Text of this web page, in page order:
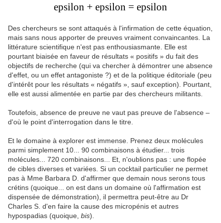
epsilon + epsilon = epsilon
Des chercheurs se sont attaqués à l'infirmation de cette équation,
mais sans nous apporter de preuves vraiment convaincantes. La
littérature scientifique n'est pas enthousiasmante. Elle est
pourtant biaisée en faveur de résultats « positifs » du fait des
objectifs de recherche (qui va chercher à démontrer une absence
d'effet, ou un effet antagoniste ?) et de la politique éditoriale (peu
d'intérêt pour les résultats « négatifs », sauf exception). Pourtant,
elle est aussi alimentée en partie par des chercheurs militants.
Toutefois, absence de preuve ne vaut pas preuve de l'absence –
d'où le point d'interrogation dans le titre.
Et le domaine à explorer est immense. Prenez deux molécules
parmi simplement 10... 90 combinaisons à étudier... trois
molécules... 720 combinaisons... Et, n'oublions pas : une flopée
de cibles diverses et variées. Si un cocktail particulier ne permet
pas à Mme Barbara D. d'affirmer que demain nous serons tous
crétins (quoique... on est dans un domaine où l'affirmation est
dispensée de démonstration), il permettra peut-être au Dr
Charles S. d'en faire la cause des micropénis et autres
hypospadias (quoique, bis).